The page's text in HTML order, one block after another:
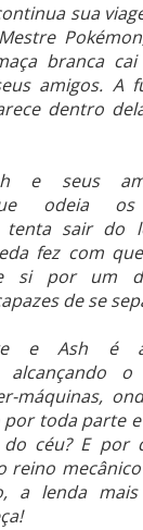
sua
branca
amigos. A
dentro
e seus
odeia
tenta sair do
fez com
si por um
de se
e Ash é
alcançando
máquinas,
toda parte
do céu? E por
reino
a lenda